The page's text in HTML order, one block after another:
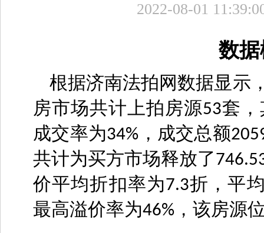
2022-08-01
数
根据济南法拍网数据显示
房市场共计上拍房源53套
成交率为34% ，成交总额
共计为买方市场释放了
价平均折扣率为7.3折，平
最高溢价率为46% ，该房源